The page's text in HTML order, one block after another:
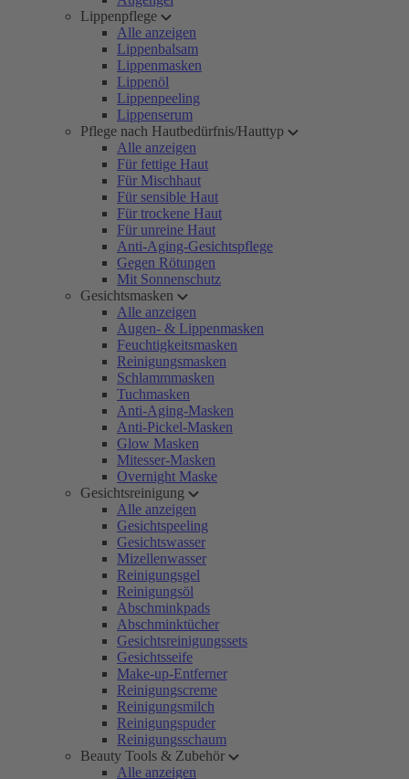
Lippenpflege
Alle anzeigen
Lippenbalsam
Lippenmasken
Lippenöl
Lippenpeeling
Lippenserum
Pflege nach Hautbedürfnis/Hauttyp
Alle anzeigen
Für fettige Haut
Für Mischhaut
Für sensible Haut
Für trockene Haut
Für unreine Haut
Anti-Aging-Gesichtspflege
Gegen Rötungen
Mit Sonnenschutz
Gesichtsmasken
Alle anzeigen
Augen- & Lippenmasken
Feuchtigkeitsmasken
Reinigungsmasken
Schlammmasken
Tuchmasken
Anti-Aging-Masken
Anti-Pickel-Masken
Glow Masken
Mitesser-Masken
Overnight Maske
Gesichtsreinigung
Alle anzeigen
Gesichtspeeling
Gesichtswasser
Mizellenwasser
Reinigungsgel
Reinigungsöl
Abschminkpads
Abschminktücher
Gesichtsreinigungssets
Gesichtsseife
Make-up-Entferner
Reinigungscreme
Reinigungsmilch
Reinigungspuder
Reinigungsschaum
Beauty Tools & Zubehör
Alle anzeigen